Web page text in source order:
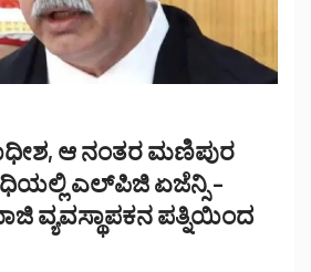
ಆ ನಂತರ ಮಣಿಪುರ
ಎಲ್‌ಪಿಜಿ ಏಜೆನ್ಸಿ –
ವ್ಯವಸ್ಥಾಪಕನ ಪತ್ನಿಯಿಂದ